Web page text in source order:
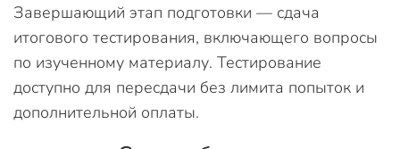
Завершающий этап подготовки — сдача
итогового тестирования, включающего вопросы
по изученному материалу. Тестирование
доступно для пересдачи без лимита попыток и
дополнительной оплаты.